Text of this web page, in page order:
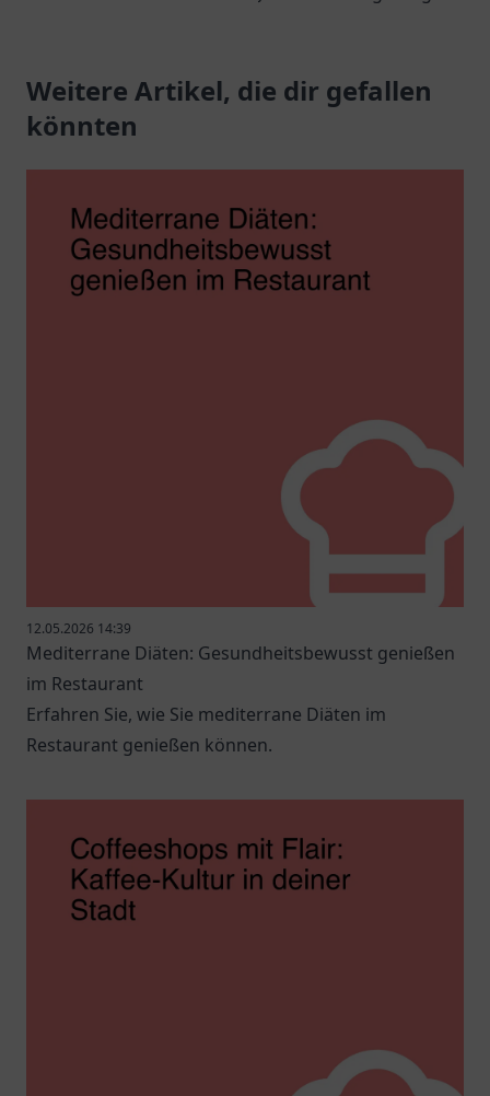
Spezialitäten.
freundlichem Service in
gemütlicher
Weitere Artikel, die dir gefallen
könnten
12.05.2026 14:39
Mediterrane Diäten: Gesundheitsbewusst genießen
im Restaurant
Erfahren Sie, wie Sie mediterrane Diäten im
Restaurant genießen können.